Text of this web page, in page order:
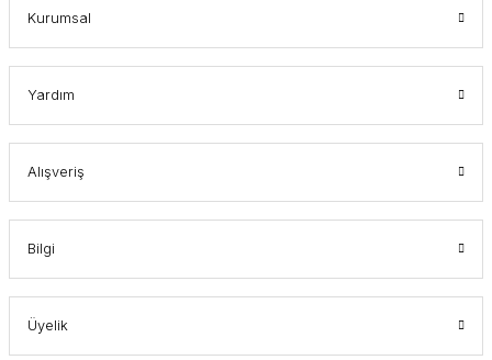
Kurumsal
Yardım
Alışveriş
Bilgi
Üyelik